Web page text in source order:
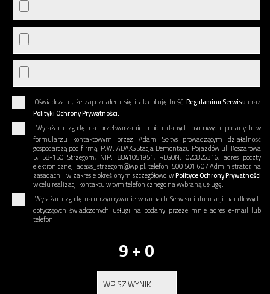
Oświadczam, że zapoznałem się i akceptuję treść Regulaminu Serwisu oraz
Polityki Ochrony Prywatności.
Wyrażam zgodę na przetwarzanie moich danych osobowych podanych w
formularzu kontaktowym przez Adam Sołtys prowadzącym działalność
gospodarczą pod firmą: P.W. ADAXS Stacja Demontażu Pojazdów ul. Koszarowa
5, 58-150 Strzegom, NIP: 8841051951, REGON: 020826316, adres poczty
elektronicznej: adaxs_strzegom@wp.pl, telefon: 500 501 607 Administrator, na
zasadach i w zakresie określonym szczegółowo wPolityce Ochrony Prywatności
w celu realizacji kontaktu w tym telefonicznego na wybraną usługę.
Wyrażam zgodę na otrzymywanie w ramach Serwisu informacji handlowych
dotyczących świadczonych usługi na podany przeze mnie adres e-mail lub
telefon.
9 + 0